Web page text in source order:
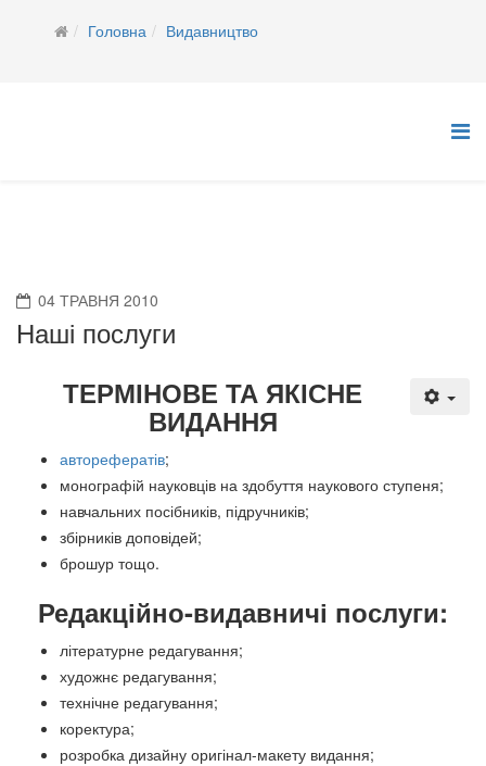
Головна Видавництво
04 ТРАВНЯ 2010
Наші послуги
ТЕРМІНОВЕ ТА ЯКІСНЕ
ВИДАННЯ
авторефератів;
монографій науковців на здобуття наукового ступеня;
навчальних посібників, підручників;
збірників доповідей;
брошур тощо.
Редакційно-видавничі послуги:
літературне редагування;
художнє редагування;
технічне редагування;
коректура;
розробка дизайну оригінал-макету видання;